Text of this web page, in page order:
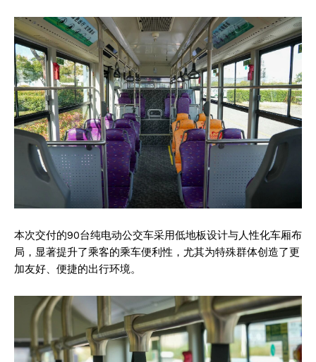
本次交付的90台纯电动公交车采用低地板设计与人性化车厢布
局，显著提升了乘客的乘车便利性，尤其为特殊群体创造了更
加友好、便捷的出行环境。